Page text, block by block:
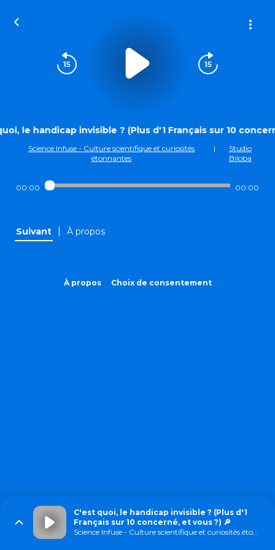
le handicap invisible ? (Plus d'1 Français sur 10
Science Infuse - Culture scientifique et curiosités
étonnantes
|
Studio
Biloba
00:00 00:00
Suivant À propos
À propos Choix de consentement
C'est quoi, le handicap invisible ? (Plus d'1
Français sur 10 concerné, et vous ?) 🔎
Science Infuse - Culture scientifique et curiosités étonnantes